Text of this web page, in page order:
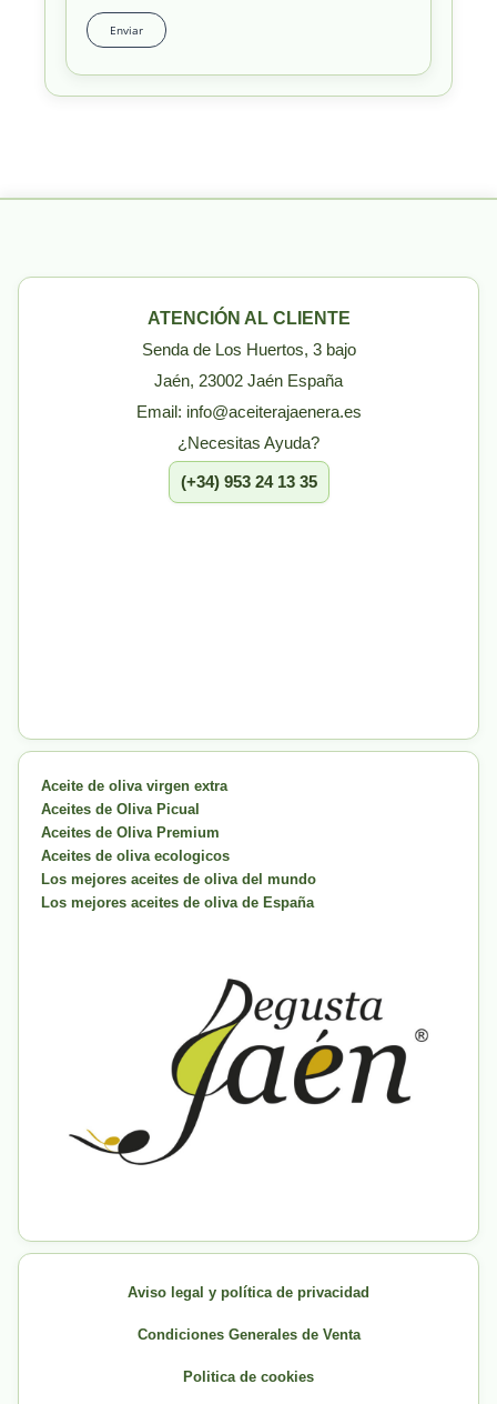
ATENCIÓN AL CLIENTE
Senda de Los Huertos, 3 bajo
Jaén, 23002 Jaén España
Email: info@aceiterajaenera.es
¿Necesitas Ayuda?
(+34) 953 24 13 35
Aceite de oliva virgen extra
Aceites de Oliva Picual
Aceites de Oliva Premium
Aceites de oliva ecologicos
Los mejores aceites de oliva del mundo
Los mejores aceites de oliva de España
Aviso legal y política de privacidad
Condiciones Generales de Venta
Politica de cookies